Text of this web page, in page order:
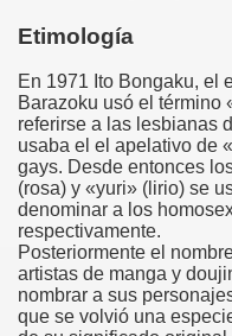
Etimología
En 1971 Ito Bongaku, el
Barazoku usó el término
referirse a las lesbianas
usaba el el apelativo de
gays. Desde entonces
(rosa) y «yuri» (lirio) se
denominar a los
respectivamente.
Posteriormente el
artistas de manga y
nombrar a sus
que se volvió una